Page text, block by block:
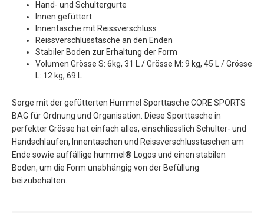
Hand- und Schultergurte
Innen gefüttert
Innentasche mit Reissverschluss
Reissverschlusstasche an den Enden
Stabiler Boden zur Erhaltung der Form
Volumen Grösse S: 6kg, 31 L / Grösse M: 9 kg, 45 L / Grösse
L: 12 kg, 69 L
Sorge mit der gefütterten Hummel Sporttasche CORE SPORTS
BAG für Ordnung und Organisation. Diese Sporttasche in
perfekter Grösse hat einfach alles, einschliesslich Schulter- und
Handschlaufen, Innentaschen und Reissverschlusstaschen am
Ende sowie auffällige hummel® Logos und einen stabilen
Boden, um die Form unabhängig von der Befüllung
beizubehalten.